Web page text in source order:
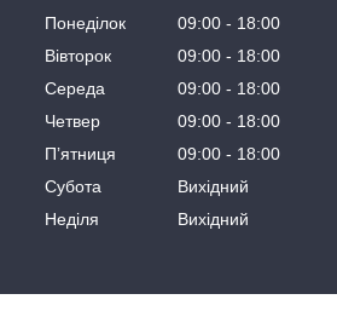
Понеділок 09:00
18:00
Вівторок
09:00
18:00
Середа
09:00
18:00
Четвер
09:00
18:00
Пʼятниця
09:00
18:00
Субота
Вихідний
Неділя
Вихідний